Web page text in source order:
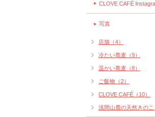
CLOVE CAFÉ
写真
店舗（4）
冷たい蕎麦（9）
温かい蕎麦（8）
ご飯物（2）
CLOVE CAFÉ（10）
浅間山麓の天然きのこ